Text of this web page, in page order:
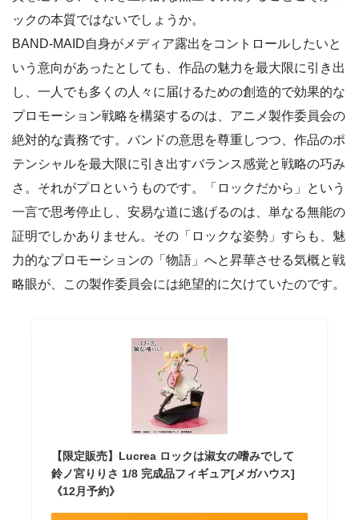
ックの本質ではないでしょうか。
BAND-MAID自身がメディア露出をコントロールしたいと
いう意向があったとしても、作品の魅力を最大限に引き出
し、一人でも多くの人々に届けるための創造的で効果的な
プロモーション戦略を構築するのは、アニメ製作委員会の
絶対的な責務です。バンドの意思を尊重しつつ、作品のポ
テンシャルを最大限に引き出すバランス感覚と戦略の巧み
さ。それがプロというものです。「ロックだから」という
一言で思考停止し、安易な道に逃げるのは、単なる無能の
証明でしかありません。その「ロックな姿勢」すらも、魅
力的なプロモーションの「物語」へと昇華させる気概と戦
略眼が、この製作委員会には絶望的に欠けていたのです。
【限定販売】Lucrea ロックは淑女の嗜みでして
鈴ノ宮りりさ 1/8 完成品フィギュア[メガハウス]
《12月予約》